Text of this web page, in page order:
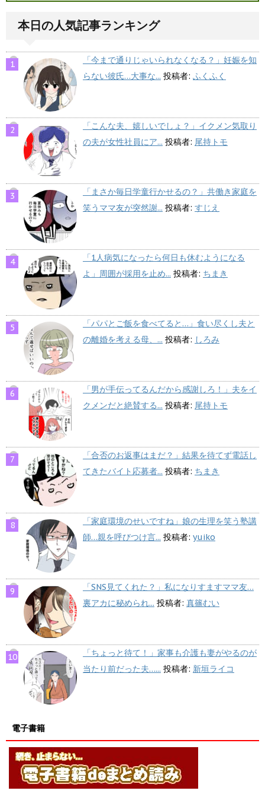
本日の人気記事ランキング
「今まで通りじゃいられなくなる？」妊娠を知
らない彼氏…大事な... 投稿者: ふくふく
「こんな夫、嬉しいでしょ？」イクメン気取り
の夫が女性社員にア... 投稿者: 尾持トモ
「まさか毎日学童行かせるの？」共働き家庭を
笑うママ友が突然謝... 投稿者: すじえ
「1人病気になったら何日も休むようになる
よ」周囲が採用を止め... 投稿者: ちまき
「パパとご飯を食べてると…」食い尽くし夫と
の離婚を考える母、... 投稿者: しろみ
「男が手伝ってるんだから感謝しろ！」夫をイ
クメンだと絶賛する... 投稿者: 尾持トモ
「合否のお返事はまだ？」結果を待てず電話し
てきたバイト応募者... 投稿者: ちまき
「家庭環境のせいですね」娘の生理を笑う塾講
師…親を呼びつけ言... 投稿者: yuiko
「SNS見てくれた？」私になりすますママ友…
裏アカに秘められ... 投稿者: 真篠むい
「ちょっと待て！」家事も介護も妻がやるのが
当たり前だった夫…... 投稿者: 新垣ライコ
電子書籍